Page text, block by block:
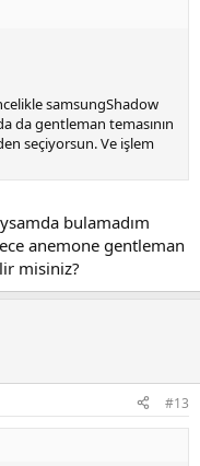
samsungShadow
da gentleman temasının
seçiyorsun. Ve işlem
bulamadım
anemone gentleman
misiniz?
#13